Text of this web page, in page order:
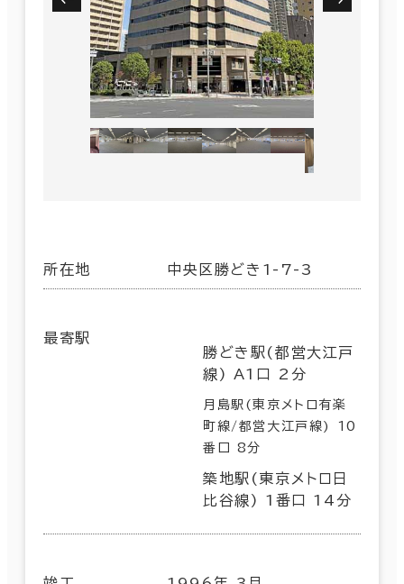
所在地 中央区勝どき1-7-3
最寄駅
勝どき駅(都営大江戸
線) A1口 2分
月島駅(東京メトロ有楽
町線/都営大江戸線) 10
番口 8分
築地駅(東京メトロ日
比谷線) 1番口 14分